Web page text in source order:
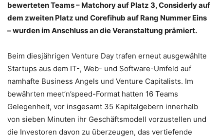
bewerteten Teams – Matchory auf Platz 3, Considerly auf
dem zweiten Platz und Corefihub auf Rang Nummer Eins
– wurden im Anschluss an die Veranstaltung prämiert.
Beim diesjährigen Venture Day trafen erneut ausgewählte
Startups aus dem IT-, Web- und Software-Umfeld auf
namhafte Business Angels und Venture Capitalists. Im
bewährten meet’n’speed-Format hatten 16 Teams
Gelegenheit, vor insgesamt 35 Kapitalgebern innerhalb
von sieben Minuten ihr Geschäftsmodell vorzustellen und
die Investoren davon zu überzeugen, das vertiefende